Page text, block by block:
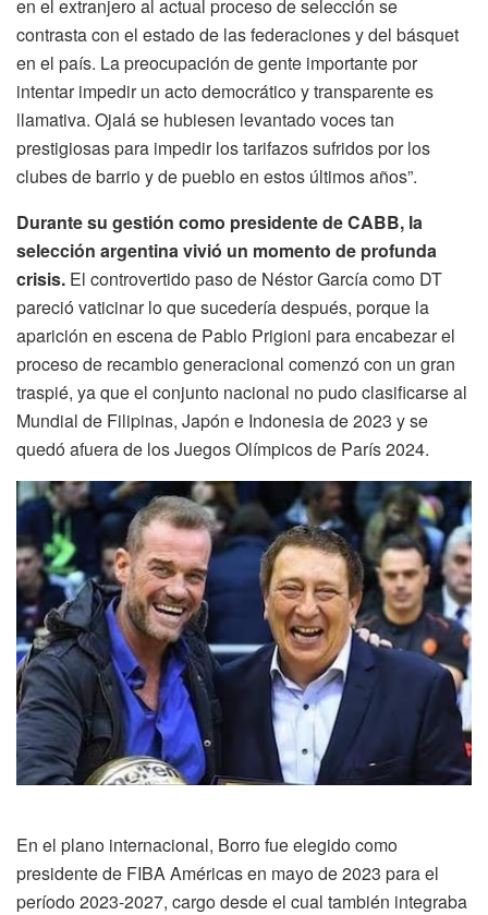
en el extranjero al actual proceso de selección se
contrasta con el estado de las federaciones y del básquet
en el país. La preocupación de gente importante por
intentar impedir un acto democrático y transparente es
llamativa. Ojalá se hubiesen levantado voces tan
prestigiosas para impedir los tarifazos sufridos por los
clubes de barrio y de pueblo en estos últimos años”.
Durante su gestión como presidente de CABB, la
selección argentina vivió un momento de profunda
crisis. El controvertido paso de Néstor García como DT
pareció vaticinar lo que sucedería después, porque la
aparición en escena de Pablo Prigioni para encabezar el
proceso de recambio generacional comenzó con un gran
traspié, ya que el conjunto nacional no pudo clasificarse al
Mundial de Filipinas, Japón e Indonesia de 2023 y se
quedó afuera de los Juegos Olímpicos de París 2024.
En el plano internacional, Borro fue elegido como
presidente de FIBA Américas en mayo de 2023 para el
período 2023-2027, cargo desde el cual también integraba